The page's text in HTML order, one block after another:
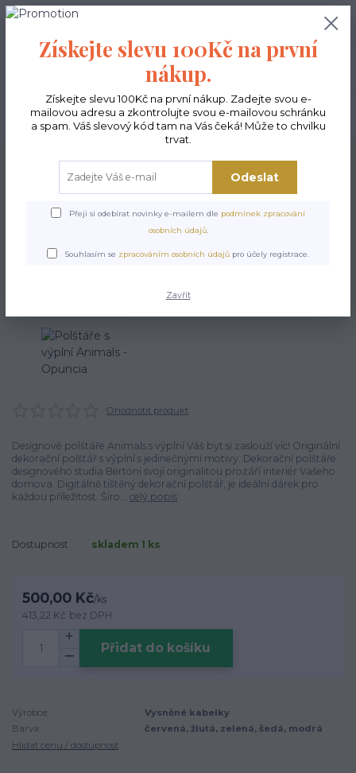
Hledat
0,00 Kč
Polštáře s výplní Animals -
Opuncia
Ohodnotit produkt
Designové polštáře Animals s výplní Váš byt si zaslouží víc! Originální
dekorační polštář s výplní s jedinečnými motivy. Dekorační polštáře
designového studia Bertoni svojí originalitou prozáří interiér Vašeho
domova. Digitálně tištěný dekorační polštář, je ideální dárek pro
každou příležitost. Širo... celý popis
Dostupnost skladem 1 ks
500,00 Kč/ks
413,22 Kč bez DPH
Přidat do košíku
Výrobce:
Vysněné kabelky
Barva:
červená, žlutá, zelená, šedá, modrá
Hlídat cenu / dostupnost
Získejte slevu 100Kč na první
nákup.
Získejte slevu 100Kč na první nákup. Zadejte svou e-
mailovou adresu a zkontrolujte svou e-mailovou schránku
a spam. Váš slevový kód tam na Vás čeká! Může to chvilku
trvat.
Odeslat
Přeji si odebírat novinky e-mailem dle podmínek zpracování
osobních údajů.
Souhlasím se zpracováním osobních údajů pro účely registrace.
Zavřít